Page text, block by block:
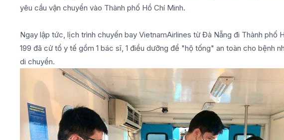
yêu cầu vận chuyển vào Thành phố Hồ Chí Minh.
Ngay lập tức, lịch trình chuyến bay VietnamAirlines từ Đà Nẵng đi Thành phố
199 đã cử tổ y tế gồm 1 bác sĩ, 1 điều dưỡng để "hộ tống" an toàn cho bệnh
di chuyển.